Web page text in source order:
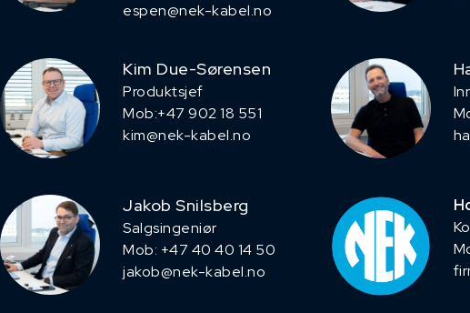
espen@nek-kabel.no
Kim Due-Sørensen
Produktsjef
​Mob:+47 902 18 551
kim@nek-kabel.no
Jakob Snilsberg
​Salgsingeniør
Mob: +47 40 40 14 50
jakob@nek-kabel.no